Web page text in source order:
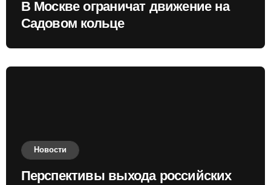
В Москве ограничат движение на
Садовом кольце
Новости
Перспективы выхода российских